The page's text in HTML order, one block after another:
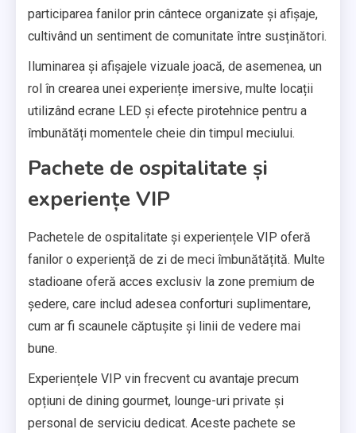
participarea fanilor prin cântece organizate și afișaje,
cultivând un sentiment de comunitate între susținători.
Iluminarea și afișajele vizuale joacă, de asemenea, un
rol în crearea unei experiențe imersive, multe locații
utilizând ecrane LED și efecte pirotehnice pentru a
îmbunătăți momentele cheie din timpul meciului.
Pachete de ospitalitate și
experiențe VIP
Pachetele de ospitalitate și experiențele VIP oferă
fanilor o experiență de zi de meci îmbunătățită. Multe
stadioane oferă acces exclusiv la zone premium de
ședere, care includ adesea conforturi suplimentare,
cum ar fi scaunele căptușite și linii de vedere mai
bune.
Experiențele VIP vin frecvent cu avantaje precum
opțiuni de dining gourmet, lounge-uri private și
personal de serviciu dedicat. Aceste pachete se